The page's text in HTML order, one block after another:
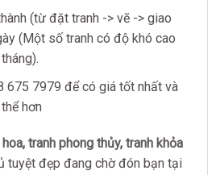
(từ đặt tranh -> vẽ -> giao
(Một số tranh có độ khó cao
675 7979 để có giá tốt nhất và
hơn
, tranh phong thủy, tranh khỏa
tuyệt đẹp đang chờ đón bạn tại